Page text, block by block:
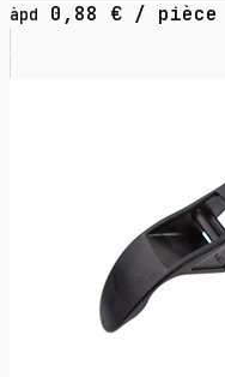
àpd 0,88 € / pièce